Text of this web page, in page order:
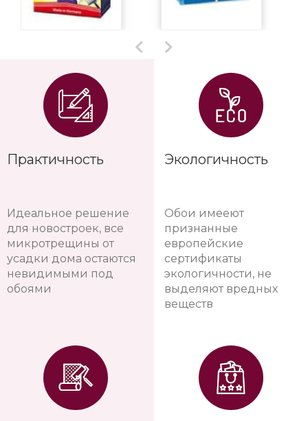
Практичность
Идеальное решение
для новостроек, все
микротрещины от
усадки дома остаются
невидимыми под
обоями
Экологичность
Обои имееют
признанные
европейские
сертификаты
экологичности, не
выделяют вредных
веществ